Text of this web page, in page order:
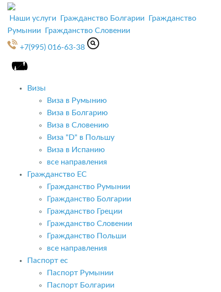
Наши услуги Гражданство Болгарии
Гражданство
Румынии
Гражданство Словении
+7(995) 016-63-38
Визы
Виза в Румынию
Виза в Болгарию
Виза в Словению
Виза "D" в Польшу
Виза в Испанию
все направления
Гражданство ЕС
Гражданство Румынии
Гражданство Болгарии
Гражданство Греции
Гражданство Словении
Гражданство Польши
все направления
Паспорт ес
Паспорт Румынии
Паспорт Болгарии